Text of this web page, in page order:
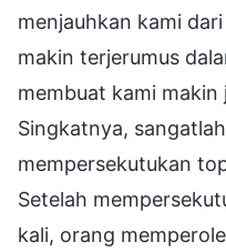
menjauhkan kami
makin terjerumus
membuat kami makin
Singkatnya,
mempersekutukan
Setelah
kali, orang